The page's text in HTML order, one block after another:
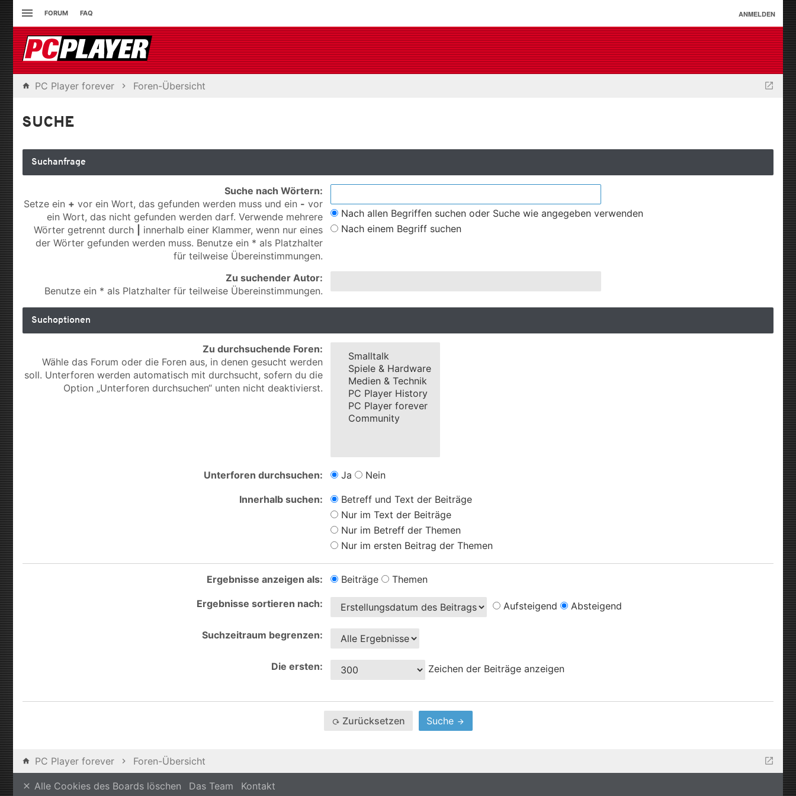
FORUM FAQ ANMELDEN
PC Player forever Foren-Übersicht
SUCHE
Suchanfrage
Suche nach Wörtern:
Setze ein + vor ein Wort, das gefunden werden muss und ein - vor
ein Wort, das nicht gefunden werden darf. Verwende mehrere
Wörter getrennt durch
innerhalb einer Klammer, wenn nur eines
der Wörter gefunden werden muss. Benutze ein * als Platzhalter
für teilweise Übereinstimmungen.
Nach allen Begriffen suchen oder Suche wie angegeben verwenden
Nach einem Begriff suchen
Zu suchender Autor:
Benutze ein * als Platzhalter für teilweise Übereinstimmungen.
Suchoptionen
Zu durchsuchende Foren:
Wähle das Forum oder die Foren aus, in denen gesucht werden
soll. Unterforen werden automatisch mit durchsucht, sofern du die
Option „Unterforen durchsuchen“ unten nicht deaktivierst.
Unterforen durchsuchen: Ja Nein
Innerhalb suchen:
Betreff und Text der Beiträge
Nur im Text der Beiträge
Nur im Betreff der Themen
Nur im ersten Beitrag der Themen
Ergebnisse anzeigen als: Beiträge Themen
Ergebnisse sortieren nach: Aufsteigend Absteigend
Suchzeitraum begrenzen:
Die ersten: Zeichen der Beiträge anzeigen
Zurücksetzen Suche
PC Player forever Foren-Übersicht
Alle Cookies des Boards löschen Das Team Kontakt